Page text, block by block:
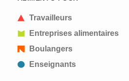
Travailleurs
Entreprises alimentaires
Boulangers
Enseignants